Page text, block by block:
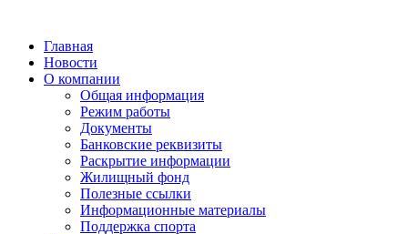
Главная
Новости
О компании
Общая информация
Режим работы
Документы
Банковские реквизиты
Раскрытие информации
Жилищный фонд
Полезные ссылки
Информационные материалы
Поддержка спорта